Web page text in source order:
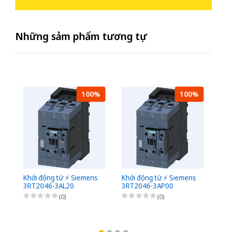
Những sảm phẩm tương tự
100%
Khởi động từ ⚡️ Siemens
3RT2046-3AL20
(0)
100%
Khởi động từ ⚡️ Siemens
3RT2046-3AP00
(0)